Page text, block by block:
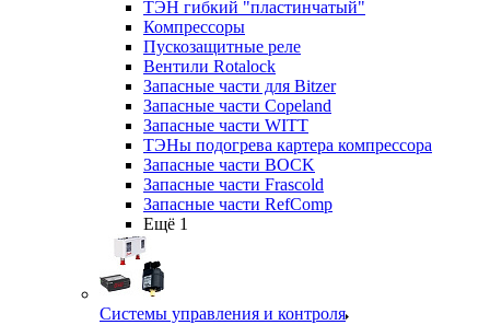
ТЭН гибкий "пластинчатый"
Компрессоры
Пускозащитные реле
Вентили Rotalock
Запасные части для Bitzer
Запасные части Copeland
Запасные части WITT
ТЭНы подогрева картера компрессора
Запасные части BOCK
Запасные части Frascold
Запасные части RefComp
Ещё 1
Системы управления и контроля